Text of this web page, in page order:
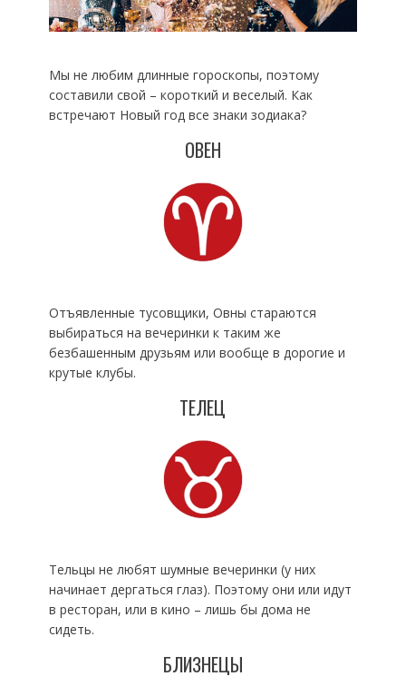
Мы не любим длинные гороскопы, поэтому
составили свой – короткий и веселый. Как
встречают Новый год все знаки зодиака?
ОВЕН
Отъявленные тусовщики, Овны стараются
выбираться на вечеринки к таким же
безбашенным друзьям или вообще в дорогие и
крутые клубы.
ТЕЛЕЦ
Тельцы не любят шумные вечеринки (у них
начинает дергаться глаз). Поэтому они или идут
в ресторан, или в кино – лишь бы дома не
сидеть.
БЛИЗНЕЦЫ